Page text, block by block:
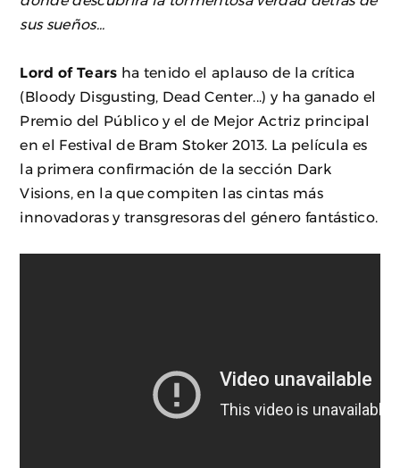
sus sueños...
Lord of Tears ha tenido el aplauso de la crítica
(Bloody Disgusting, Dead Center...) y ha ganado el
Premio del Público y el de Mejor Actriz principal
en el Festival de Bram Stoker 2013. La película es
la primera confirmación de la sección Dark
Visions, en la que compiten las cintas más
innovadoras y transgresoras del género fantástico.